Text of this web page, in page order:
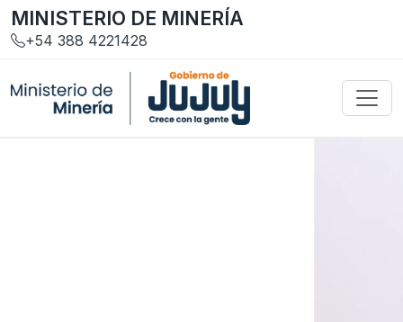
MINISTERIO DE MINERÍA
+54 388 4221428